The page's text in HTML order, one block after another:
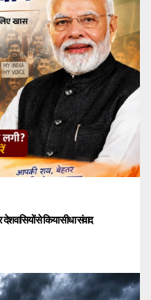
से किया सीधा संवाद